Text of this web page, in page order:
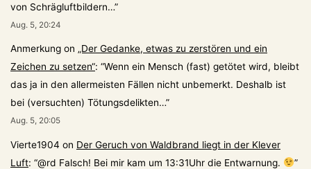
von Schrägluftbildern…”
Aug. 5, 20:24
Anmerkung on „Der Gedanke, etwas zu zerstören und ein
Zeichen zu setzen“: “Wenn ein Mensch (fast) getötet wird, bleibt
das ja in den allermeisten Fällen nicht unbemerkt. Deshalb ist
bei (versuchten) Tötungsdelikten…”
Aug. 5, 20:05
Vierte1904 on Der Geruch von Waldbrand liegt in der Klever
Luft: “@rd Falsch! Bei mir kam um 13:31Uhr die Entwarnung. ”